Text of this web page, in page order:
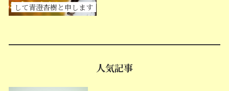
して青澄杏樹と申します
人気記事